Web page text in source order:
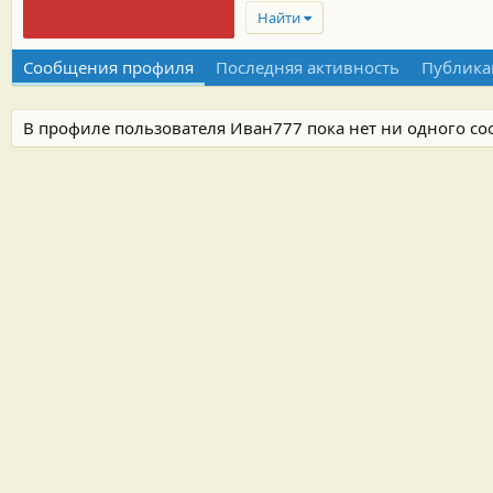
Найти
Сообщения профиля Последняя активность
В профиле пользователя Иван777 пока нет ни одного